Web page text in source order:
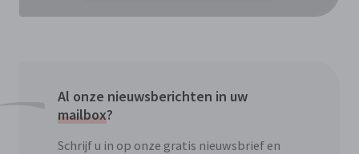
Al onze nieuwsberichten in uw
mailbox?
Schrijf u in op onze gratis nieuwsbrief en